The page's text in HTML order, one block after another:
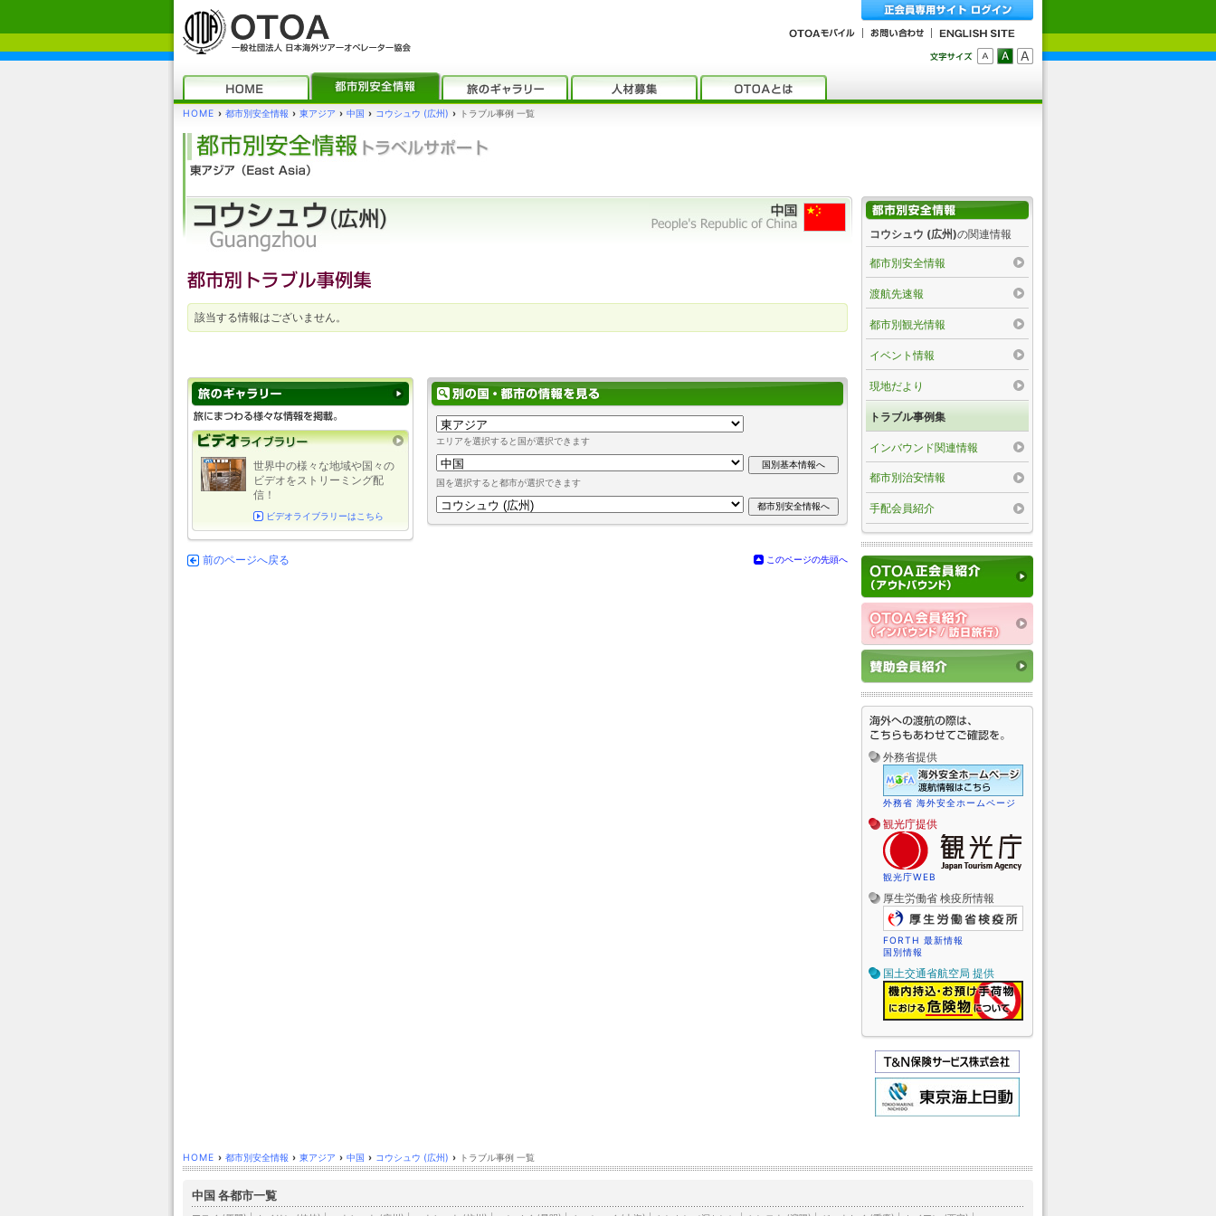
HOME › 都市別安全情報 › 東アジア › 中国 › コウシュウ (広州) › トラブル事例 一覧
該当する情報はございません。
エリアを選択すると国が選択できます
国を選択すると都市が選択できます
世界中の様々な地域や国々の
ビデオをストリーミング配
信！
ビデオライブラリーはこちら
前のページへ戻る このページの先頭へ
コウシュウ (広州)の関連情報
都市別安全情報
渡航先速報
都市別観光情報
イベント情報
現地だより
トラブル事例集
インバウンド関連情報
都市別治安情報
手配会員紹介
外務省提供
外務省 海外安全ホームページ
観光庁提供
観光庁WEB
厚生労働省 検疫所情報
FORTH 最新情報
国別情報
国土交通省航空局 提供
HOME › 都市別安全情報 › 東アジア › 中国 › コウシュウ (広州) › トラブル事例 一覧
中国 各都市一覧